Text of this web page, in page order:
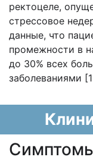
ректоцеле,
стрессовое
данные, что
промежности в
до 30% всех
заболеваниями